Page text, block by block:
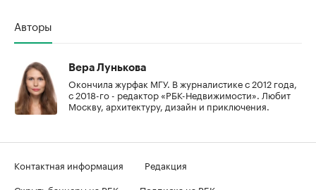
Авторы
Вера Лунькова
Окончила журфак МГУ. В журналистике с 2012 года,
с 2018-го - редактор «РБК-Недвижимости». Любит
Москву, архитектуру, дизайн и приключения.
Контактная информация
Редакция